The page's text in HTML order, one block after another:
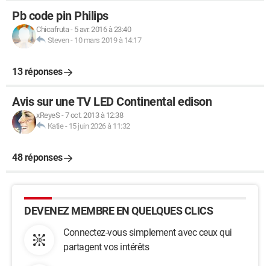
Pb code pin Philips
Chicafruta - 5 avr. 2016 à 23:40
Steven- 10 mars 2019 à 14:17
13 réponses
Avis sur une TV LED Continental edison
xReyeS -7 oct. 2013 à 12:38
Katie- 15 juin 2026 à 11:32
48 réponses
DEVENEZ MEMBRE EN QUELQUES CLICS
Connectez-vous simplement avec ceux qui
partagent vos intérêts